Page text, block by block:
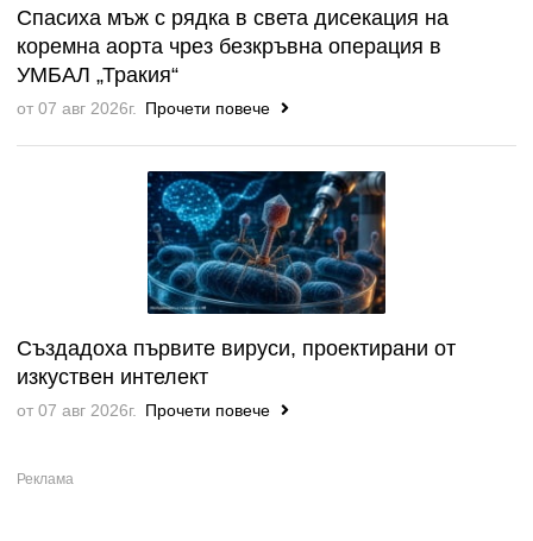
Спасиха мъж с рядка в света дисекация на
коремна аорта чрез безкръвна операция в
УМБАЛ „Тракия“
от 07 авг 2026г. Прочети повече
Създадоха първите вируси, проектирани от
изкуствен интелект
от 07 авг 2026г. Прочети повече